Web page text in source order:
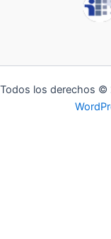
Todos los derechos ©